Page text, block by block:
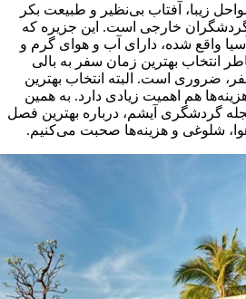
زیبا، آفتاب بی‌نظیر و طبیعت بکر
خارجی است. این جزیره که
واقع شده، دارای آب و هوای گرم و
انتخاب بهترین زمان سفر به بالی
ضروری است. البته انتخاب بهترین
هم اهمیت زیادی دارد. به همین
گردشگری آیشم، درباره بهترین فصل
شلوغی و هزینه‌ها صحبت می‌کنیم.